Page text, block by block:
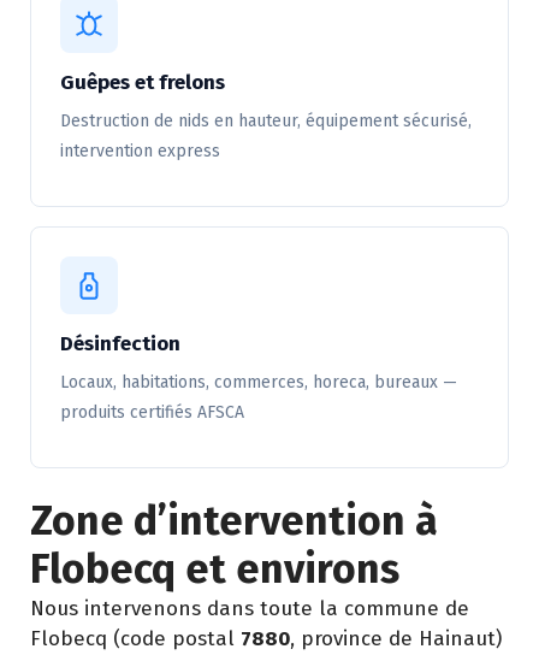
Guêpes et frelons
Destruction de nids en hauteur, équipement sécurisé,
intervention express
Désinfection
Locaux, habitations, commerces, horeca, bureaux —
produits certifiés AFSCA
Zone d’intervention à
Flobecq et environs
Nous intervenons dans toute la commune de
Flobecq (code postal 7880, province de Hainaut)